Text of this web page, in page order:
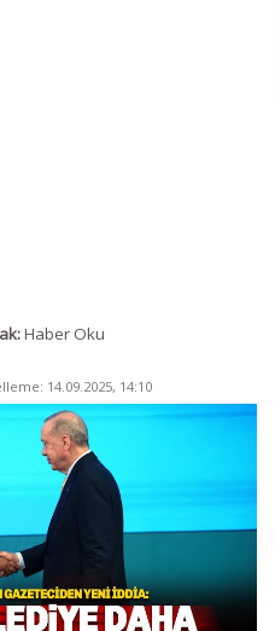
Haber Oku
14.09.2025, 14:10